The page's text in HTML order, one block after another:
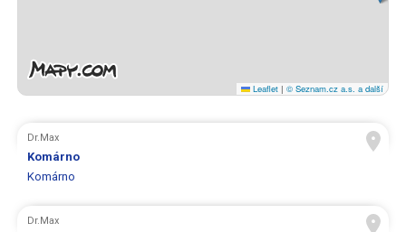
Leaflet | © Seznam.cz a.s. a další
Dr.Max
Komárno
Komárno
Dr.Max